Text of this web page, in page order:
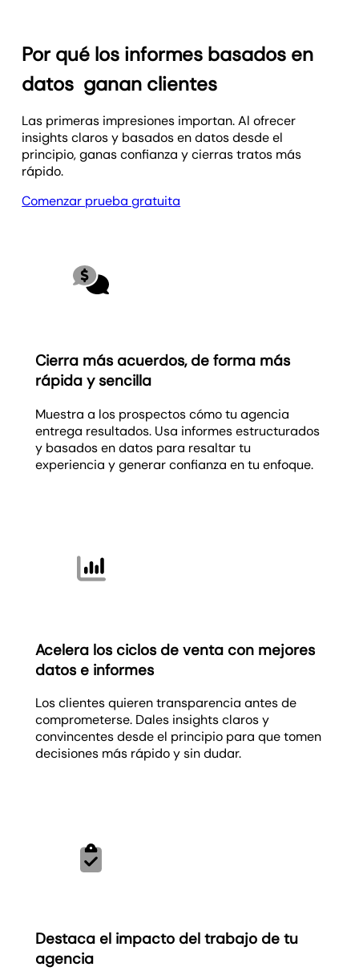
Por qué los informes basados en
datos ganan clientes
Las primeras impresiones importan. Al ofrecer
insights claros y basados en datos desde el
principio, ganas confianza y cierras tratos más
rápido.
Comenzar prueba gratuita
Cierra más acuerdos, de forma más
rápida y sencilla
Muestra a los prospectos cómo tu agencia
entrega resultados. Usa informes estructurados
y basados en datos para resaltar tu
experiencia y generar confianza en tu enfoque.
Acelera los ciclos de venta con mejores
datos e informes
Los clientes quieren transparencia antes de
comprometerse. Dales insights claros y
convincentes desde el principio para que tomen
decisiones más rápido y sin dudar.
Destaca el impacto del trabajo de tu
agencia